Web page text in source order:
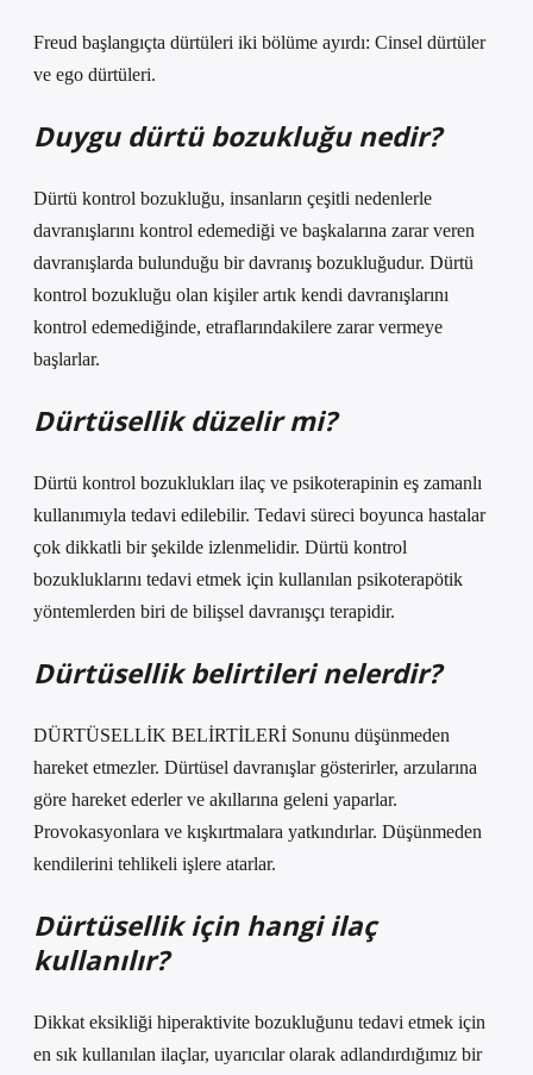
Freud başlangıçta dürtüleri iki bölüme ayırdı: Cinsel dürtüler
ve ego dürtüleri.
Duygu dürtü bozukluğu nedir?
Dürtü kontrol bozukluğu, insanların çeşitli nedenlerle
davranışlarını kontrol edemediği ve başkalarına zarar veren
davranışlarda bulunduğu bir davranış bozukluğudur. Dürtü
kontrol bozukluğu olan kişiler artık kendi davranışlarını
kontrol edemediğinde, etraflarındakilere zarar vermeye
başlarlar.
Dürtüsellik düzelir mi?
Dürtü kontrol bozuklukları ilaç ve psikoterapinin eş zamanlı
kullanımıyla tedavi edilebilir. Tedavi süreci boyunca hastalar
çok dikkatli bir şekilde izlenmelidir. Dürtü kontrol
bozukluklarını tedavi etmek için kullanılan psikoterapötik
yöntemlerden biri de bilişsel davranışçı terapidir.
Dürtüsellik belirtileri nelerdir?
DÜRTÜSELLİK BELİRTİLERİ Sonunu düşünmeden
hareket etmezler. Dürtüsel davranışlar gösterirler, arzularına
göre hareket ederler ve akıllarına geleni yaparlar.
Provokasyonlara ve kışkırtmalara yatkındırlar. Düşünmeden
kendilerini tehlikeli işlere atarlar.
Dürtüsellik için hangi ilaç
kullanılır?
Dikkat eksikliği hiperaktivite bozukluğunu tedavi etmek için
en sık kullanılan ilaçlar, uyarıcılar olarak adlandırdığımız bir